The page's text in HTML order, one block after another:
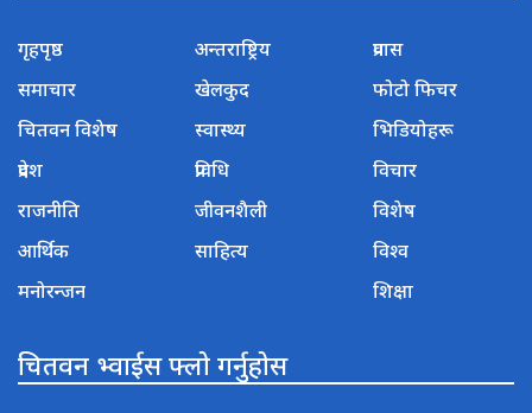
गृहपृष्ठ
समाचार
चितवन विशेष
प्रदेश
राजनीति
आर्थिक
मनोरन्जन
अन्तराष्ट्रिय
खेलकुद
स्वास्थ्य
प्रविधि
जीवनशैली
साहित्य
प्रवास
फोटो फिचर
भिडियोहरू
विचार
विशेष
विश्व
शिक्षा
चितवन भ्वाईस फ्लो गर्नुहोस